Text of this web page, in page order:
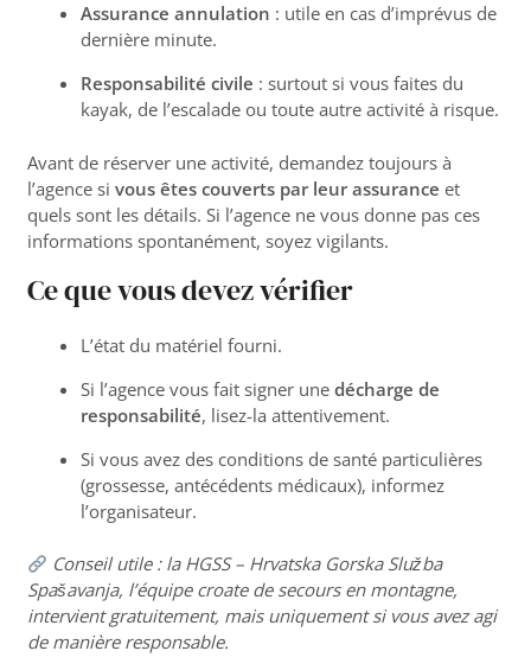
Assurance annulation : utile en cas d’imprévus de
dernière minute.
Responsabilité civile : surtout si vous faites du
kayak, de l’escalade ou toute autre activité à risque.
Avant de réserver une activité, demandez toujours à
l’agence sivous êtes couverts par leur assurance et
quels sont les détails. Si l’agence ne vous donne pas ces
informations spontanément, soyez vigilants.
Ce que vous devez vérifier
L’état du matériel fourni.
Si l’agence vous fait signer unedécharge de
responsabilité, lisez-la attentivement.
Si vous avez des conditions de santé particulières
(grossesse, antécédents médicaux), informez
l’organisateur.
Conseil utile : la HGSS – Hrvatska Gorska Služba
Spašavanja, l’équipe croate de secours en montagne,
intervient gratuitement, mais uniquement si vous avez agi
de manière responsable.